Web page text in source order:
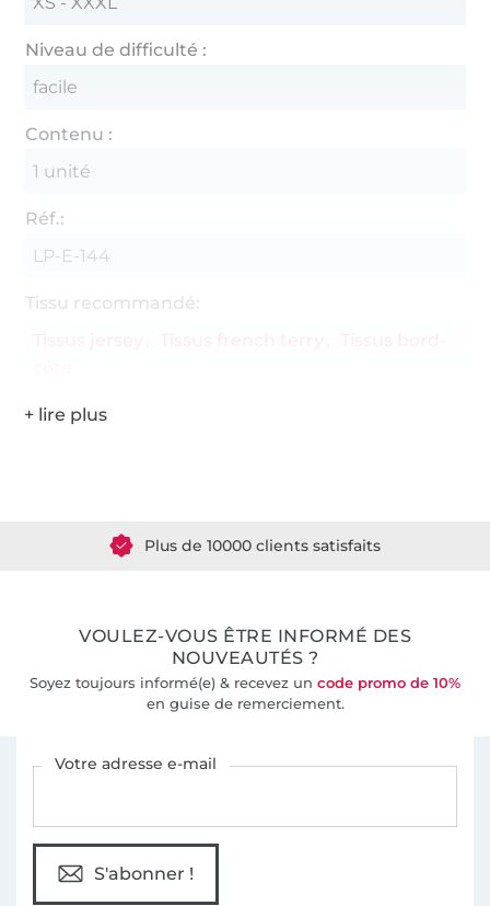
Niveau de difficulté :
facile
Contenu :
1 unité
Réf.:
LP-E-144
Tissu recommandé:
VOULEZ-VOUS ÊTRE INFORMÉ DES
NOUVEAUTÉS ?
Soyez toujours informé(e) & recevez un code promo de 10%
en guise de remerciement.
Votre adresse e-mail
S'abonner !